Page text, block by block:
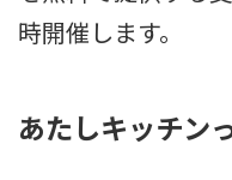
時開催します。
あたしキッチン